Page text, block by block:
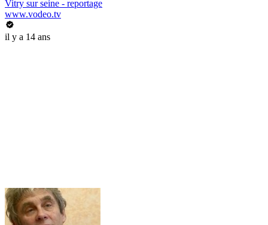
Vitry sur seine - reportage
www.vodeo.tv
il y a 14 ans